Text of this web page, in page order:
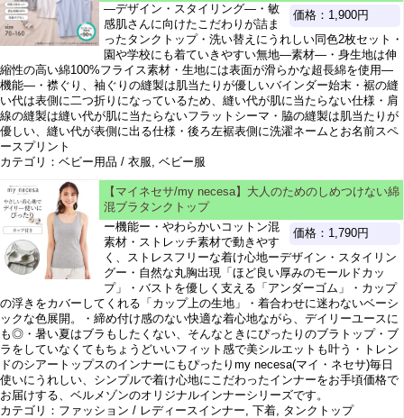
価格：1,900円
―デザイン・スタイリング―・敏
感肌さんに向けたこだわりが詰ま
ったタンクトップ・洗い替えにうれしい同色2枚セット・
園や学校にも着ていきやすい無地―素材―・身生地は伸
縮性の高い綿100%フライス素材・生地には表面が滑らかな超長綿を使用―
機能―・襟ぐり、袖ぐりの縫製は肌当たりが優しいバインダー始末・裾の縫
い代は表側に二つ折りになっているため、縫い代が肌に当たらない仕様・肩
線の縫製は縫い代が肌に当たらないフラットシーマ・脇の縫製は肌当たりが
優しい、縫い代が表側に出る仕様・後ろ左裾表側に洗濯ネームとお名前スペ
ースプリント
カテゴリ：ベビー用品 / 衣服, ベビー服
【マイネセサ/my necesa】大人のためのしめつけない綿
混ブラタンクトップ
価格：1,790円
ー機能ー・やわらかいコットン混
素材・ストレッチ素材で動きやす
く、ストレスフリーな着け心地ーデザイン・スタイリン
グー・自然な丸胸出現「ほど良い厚みのモールドカッ
プ」・バストを優しく支える「アンダーゴム」・カップ
の浮きをカバーしてくれる「カップ上の生地」・着合わせに迷わないベーシ
ックな色展開。・締め付け感のない快適な着心地ながら、デイリーユースに
も◎・暑い夏はブラもしたくない、そんなときにぴったりのブラトップ・ブ
ラをしていなくてもちょうどいいフィット感で美シルエットも叶う・トレン
ドのシアートップスのインナーにもぴったりmy necesa(マイ・ネセサ)毎日
使いにうれしい、シンプルで着け心地にこだわったインナーをお手頃価格で
お届けする、ベルメゾンのオリジナルインナーシリーズです。
カテゴリ：ファッション / レディースインナー, 下着, タンクトップ